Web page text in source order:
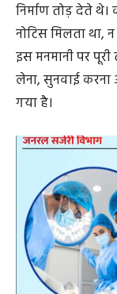
निर्माण तोड़ देते
नोटिस मिलता था,
इस मनमानी पर
लेना, सुनवाई करना
गया है।